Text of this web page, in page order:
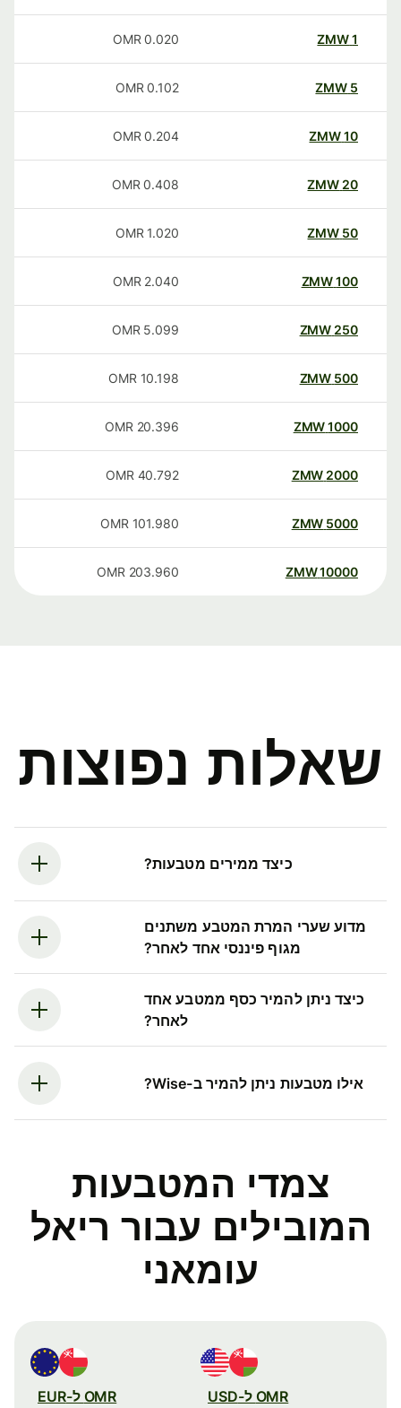
ZMW
0.020
OMR
ZMW
0.102
OMR
ZMW
0.204
OMR
20
ZMW
0.408
OMR
50
ZMW
1.020
OMR
100
ZMW
2.040
OMR
250
ZMW
5.099
OMR
500
ZMW
10.198
OMR
1000
ZMW
20.396
OMR
2000
ZMW
40.792
OMR
5000
ZMW
101.980
OMR
10000
ZMW
203.960
OMR
שאלות נפוצות
כיצד ממירים מטבעות?
מדוע שערי המרת המטבע משתנים
מגוף פיננסי אחד לאחר?
כיצד ניתן להמיר כסף ממטבע אחד
לאחר?
אילו מטבעות ניתן להמיר ב-Wise?
צמדי המטבעות
המובילים עבור ריאל
עומאני
OMR ל-USD OMR ל-EUR